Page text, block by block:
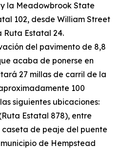
la Meadowbrook State
102, desde William Street
Ruta Estatal 24.
del pavimento de 8,8
acaba de ponerse en
27 millas de carril de la
100
siguientes ubicaciones:
Estatal 878), entre
caseta de peaje del puente
de Hempstead